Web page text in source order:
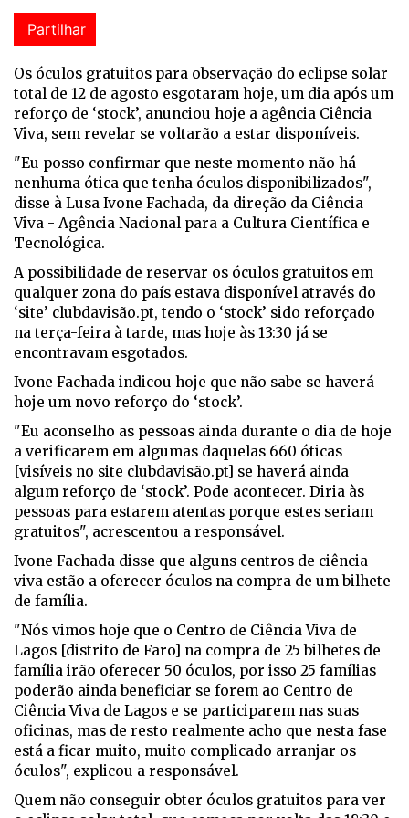
Partilhar
Os óculos gratuitos para observação do eclipse solar
total de 12 de agosto esgotaram hoje, um dia após um
reforço de ‘stock’, anunciou hoje a agência Ciência
Viva, sem revelar se voltarão a estar disponíveis.
"Eu posso confirmar que neste momento não há
nenhuma ótica que tenha óculos disponibilizados",
disse à Lusa Ivone Fachada, da direção da Ciência
Viva - Agência Nacional para a Cultura Científica e
Tecnológica.
A possibilidade de reservar os óculos gratuitos em
qualquer zona do país estava disponível através do
‘site’ clubdavisão.pt, tendo o ‘stock’ sido reforçado
na terça-feira à tarde, mas hoje às 13:30 já se
encontravam esgotados.
Ivone Fachada indicou hoje que não sabe se haverá
hoje um novo reforço do ‘stock’.
"Eu aconselho as pessoas ainda durante o dia de hoje
a verificarem em algumas daquelas 660 óticas
[visíveis no site clubdavisão.pt] se haverá ainda
algum reforço de ‘stock’. Pode acontecer. Diria às
pessoas para estarem atentas porque estes seriam
gratuitos", acrescentou a responsável.
Ivone Fachada disse que alguns centros de ciência
viva estão a oferecer óculos na compra de um bilhete
de família.
"Nós vimos hoje que o Centro de Ciência Viva de
Lagos [distrito de Faro] na compra de 25 bilhetes de
família irão oferecer 50 óculos, por isso 25 famílias
poderão ainda beneficiar se forem ao Centro de
Ciência Viva de Lagos e se participarem nas suas
oficinas, mas de resto realmente acho que nesta fase
está a ficar muito, muito complicado arranjar os
óculos", explicou a responsável.
Quem não conseguir obter óculos gratuitos para ver